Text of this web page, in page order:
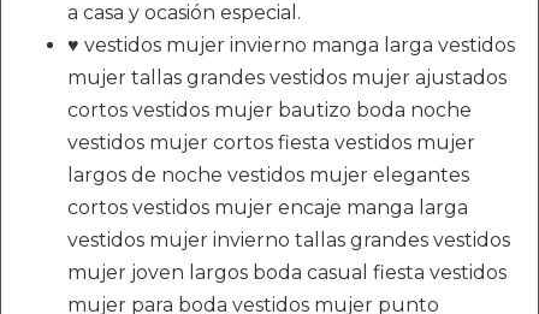
a casa y ocasión especial.
♥ vestidos mujer invierno manga larga vestidos
mujer tallas grandes vestidos mujer ajustados
cortos vestidos mujer bautizo boda noche
vestidos mujer cortos fiesta vestidos mujer
largos de noche vestidos mujer elegantes
cortos vestidos mujer encaje manga larga
vestidos mujer invierno tallas grandes vestidos
mujer joven largos boda casual fiesta vestidos
mujer para boda vestidos mujer punto